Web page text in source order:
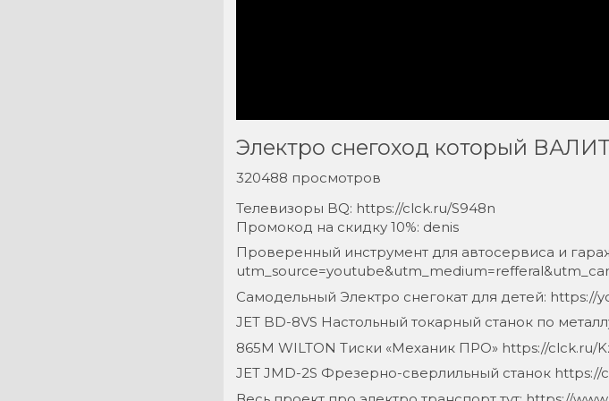
Электро снегоход который
320488 просмотров
Телевизоры BQ: https://clck.ru/S948n
Промокод на скидку 10%: denis
Проверенный инструмент для автосервиса и
Самодельный Электро снегокат для детей: https://
JET BD-8VS Настольный токарный станок по
865M WILTON Тиски «Механик ПРО» https://clck.ru/
JET JMD-2S Фрезерно-сверлильный станок https://